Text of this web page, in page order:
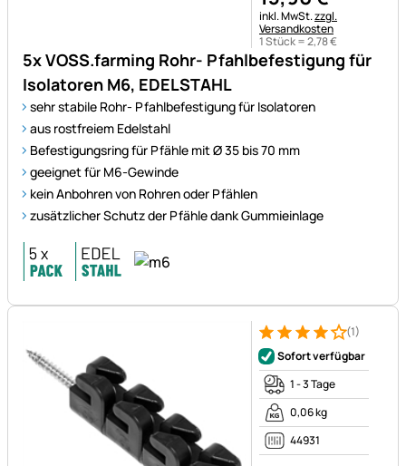
5x VOSS.farming Rohr- Pfahlbefestigung für
Isolatoren M6, EDELSTAHL
sehr stabile Rohr- Pfahlbefestigung für Isolatoren
aus rostfreiem Edelstahl
Befestigungsring für Pfähle mit Ø 35 bis 70 mm
geeignet für M6-Gewinde
kein Anbohren von Rohren oder Pfählen
zusätzlicher Schutz der Pfähle dank Gummieinlage
Steuerhinweis:
inkl. MwSt.zzgl.
Versandkosten
1 Stück =2,78€
Bewertung: 4 von 5 (1
1 Bewertung
(1)
Sofort verfügbar
1 - 3 Tage
0,06 kg
44931